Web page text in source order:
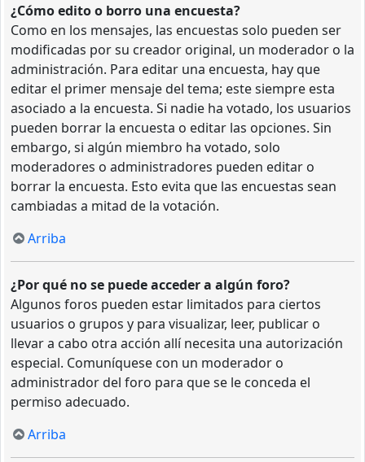
¿Cómo edito o borro una encuesta?
Como en los mensajes, las encuestas solo pueden ser
modificadas por su creador original, un moderador o la
administración. Para editar una encuesta, hay que
editar el primer mensaje del tema; este siempre esta
asociado a la encuesta. Si nadie ha votado, los usuarios
pueden borrar la encuesta o editar las opciones. Sin
embargo, si algún miembro ha votado, solo
moderadores o administradores pueden editar o
borrar la encuesta. Esto evita que las encuestas sean
cambiadas a mitad de la votación.
Arriba
¿Por qué no se puede acceder a algún foro?
Algunos foros pueden estar limitados para ciertos
usuarios o grupos y para visualizar, leer, publicar o
llevar a cabo otra acción allí necesita una autorización
especial. Comuníquese con un moderador o
administrador del foro para que se le conceda el
permiso adecuado.
Arriba